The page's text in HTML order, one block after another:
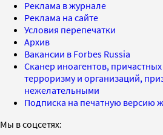
Реклама в журнале
Реклама на сайте
Условия перепечатки
Архив
Вакансии в Forbes Russia
Сканер иноагентов,
терроризму и организаций,
нежелательными
Подписка на печатную версию
Мы в соцсетях: